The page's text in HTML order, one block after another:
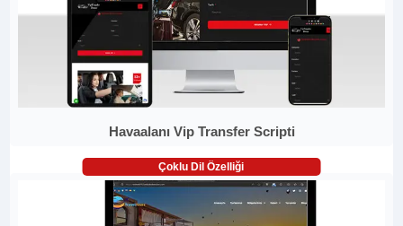
Havaalanı Vip Transfer Scripti
Çoklu Dil Özelliği